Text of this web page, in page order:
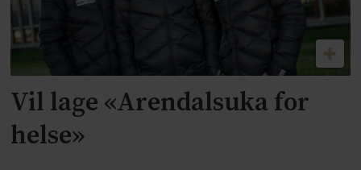
Vil lage «Arendalsuka for
helse»